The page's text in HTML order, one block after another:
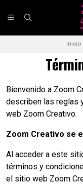
Inicio
Bienvenido a Zoom
describen las reglas
web Zoom Creativo.
Zoom Creativo se
Al acceder a este
términos y
el sitio web Zoom